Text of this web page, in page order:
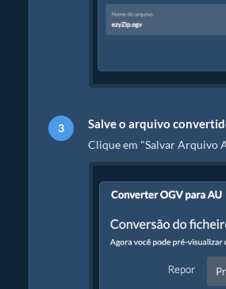
Salve o arquivo
Clique em "Salvar Arquivo